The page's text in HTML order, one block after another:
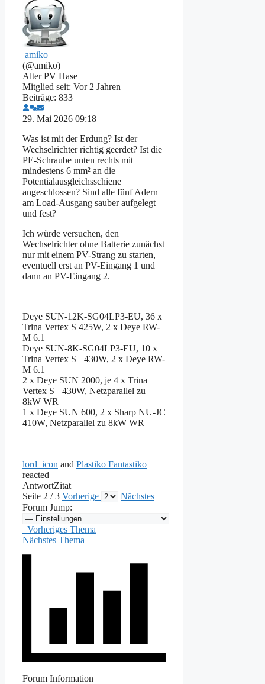
amiko
(@amiko)
Alter PV Hase
Mitglied seit: Vor 2 Jahren
Beiträge: 833
29. Mai 2026 09:18
Was ist mit der Erdung? Ist der
Wechselrichter richtig geerdet? Ist die
PE-Schraube unten rechts mit
mindestens 6 mm² an die
Potentialausgleichsschiene
angeschlossen? Sind alle fünf Adern
am Load-Ausgang sauber aufgelegt
und fest?
Ich würde versuchen, den
Wechselrichter ohne Batterie zunächst
nur mit einem PV-Strang zu starten,
eventuell erst an PV-Eingang 1 und
dann an PV-Eingang 2.
Deye SUN-12K-SG04LP3-EU, 36 х
Trina Vertex S 425W, 2 x Deye RW-
M 6.1
Deye SUN-8K-SG04LP3-EU, 10 х
Trina Vertex S+ 430W, 2 x Deye RW-
M 6.1
2 x Deye SUN 2000, je 4 х Trina
Vertex S+ 430W, Netzparallel zu
8kW WR
1 x Deye SUN 600, 2 х Sharp NU-JC
410W, Netzparallel zu 8kW WR
lord_icon and Plastiko Fantastiko
reacted
AntwortZitat
Seite 2 / 3 Vorherige
Nächstes
Forum Jump:
Vorheriges Thema
Nächstes Thema
Forum Information